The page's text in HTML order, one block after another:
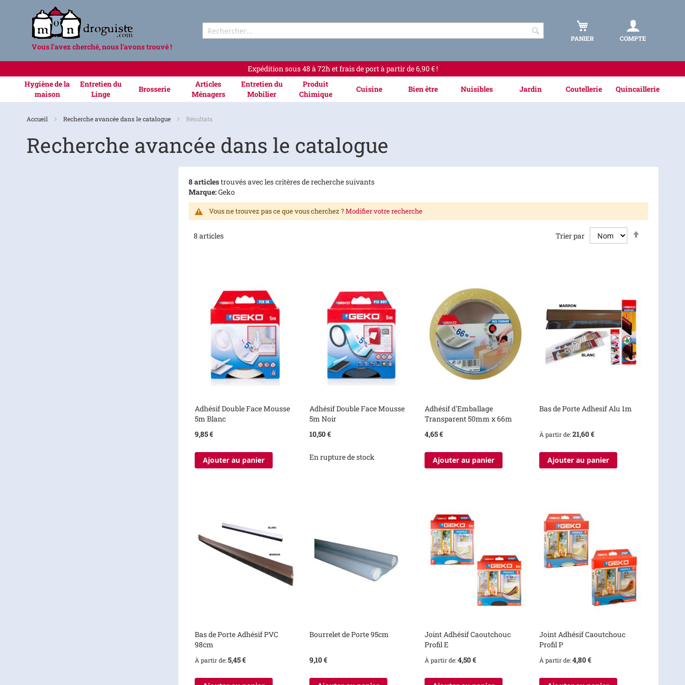
Vous l'avez cherché, nous l'avons trouvé !
RechercherPANIER COMPTE
Expédition sous 48 à 72h et frais de port à partir de 6,90 € !
Hygiène de la
maison
Entretien du
Linge
Brosserie
Articles
Ménagers
Entretien du
Mobilier
Produit
Chimique
Cuisine Bien être Nuisibles Jardin Coutellerie Quincaillerie
Accueil Recherche avancée dans le catalogue Résultats
Recherche avancée dans le catalogue
8 articlestrouvés avec les critères de recherche suivants
Marque:Geko
Vous ne trouvez pas ce que vous cherchez ?Modifier votre recherche
8 articles Trier par
Adhésif Double Face Mousse
5m Blanc
9,85 €
Ajouter au panier
Adhésif Double Face Mousse
5m Noir
10,50 €
En rupture de stock
Adhésif d'Emballage
Transparent 50mm x 66m
4,65 €
Ajouter au panier
Bas de Porte Adhesif Alu 1m
À partir de 21,60 €
Ajouter au panier
Bas de Porte Adhésif PVC
98cm
À partir de 5,45 €
Bourrelet de Porte 95cm
9,10 €
Joint Adhésif Caoutchouc
Profil E
À partir de 4,50 €
Joint Adhésif Caoutchouc
Profil P
À partir de 4,80 €